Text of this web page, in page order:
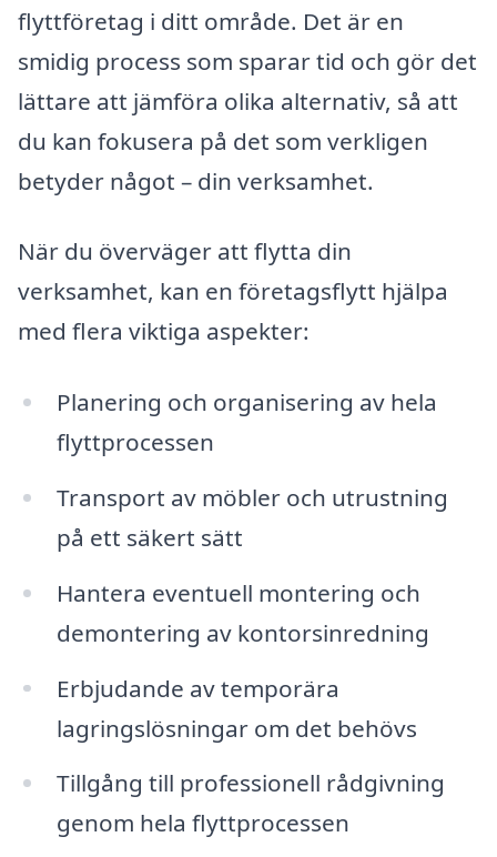
flyttföretag i ditt område. Det är en
smidig process som sparar tid och gör det
lättare att jämföra olika alternativ, så att
du kan fokusera på det som verkligen
betyder något – din verksamhet.
När du överväger att flytta din
verksamhet, kan en företagsflytt hjälpa
med flera viktiga aspekter:
Planering och organisering av hela
flyttprocessen
Transport av möbler och utrustning
på ett säkert sätt
Hantera eventuell montering och
demontering av kontorsinredning
Erbjudande av temporära
lagringslösningar om det behövs
Tillgång till professionell rådgivning
genom hela flyttprocessen